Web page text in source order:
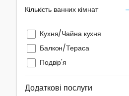
Кількість ванних кімнат
Кухня/Чайна кухня
Балкон/Тераса
Подвір'я
Додаткові послуги